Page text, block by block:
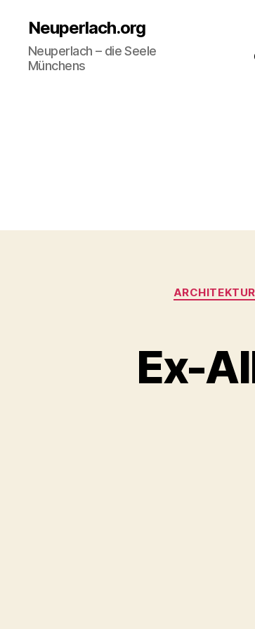
Neuperlach.org
Neuperlach – die Seele
Münchens
ARCHITEKTUR
Ex-